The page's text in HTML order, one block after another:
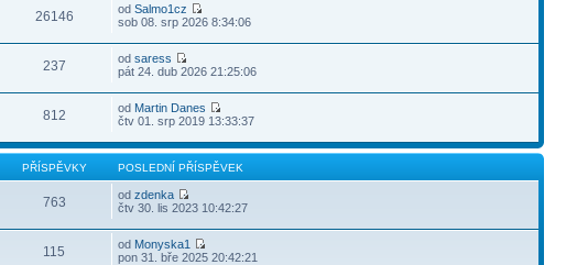
26146 odSalmo1cz
sob 08. srp 2026 8:34:06
237 odsaress
pát 24. dub 2026 21:25:06
812 od Martin Danes
čtv 01. srp 2019 13:33:37
PŘÍSPĚVKY POSLEDNÍ PŘÍSPĚVEK
763 odzdenka
čtv 30. lis 2023 10:42:27
115 od Monyska1
pon 31. bře 2025 20:42:21